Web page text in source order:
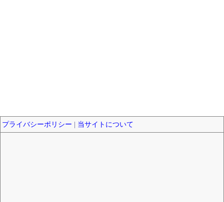
プライバシーポリシー 当サイトについて